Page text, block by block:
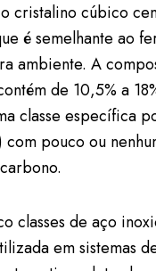
cristalino cúbico
é semelhante ao
ambiente. A
de 10,5% a
classe específica
com pouco ou
classes de aço
em sistemas